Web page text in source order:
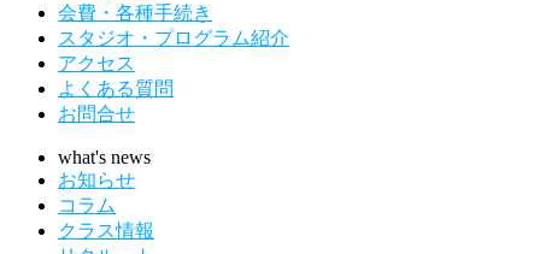
会費・各種手続き
スタジオ・プログラム紹介
アクセス
よくある質問
お問合せ
what's news
お知らせ
コラム
クラス情報